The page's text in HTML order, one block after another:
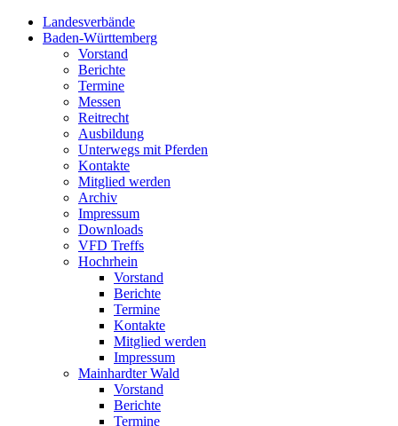
Landesverbände
Baden-Württemberg
Vorstand
Berichte
Termine
Messen
Reitrecht
Ausbildung
Unterwegs mit Pferden
Kontakte
Mitglied werden
Archiv
Impressum
Downloads
VFD Treffs
Hochrhein
Vorstand
Berichte
Termine
Kontakte
Mitglied werden
Impressum
Mainhardter Wald
Vorstand
Berichte
Termine